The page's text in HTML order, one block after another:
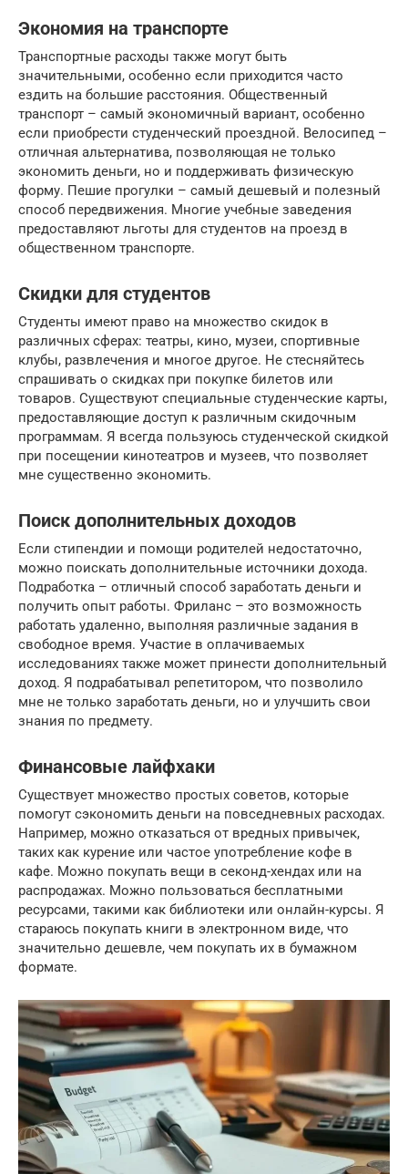
Экономия на транспорте
Транспортные расходы также могут быть
значительными, особенно если приходится часто
ездить на большие расстояния. Общественный
транспорт – самый экономичный вариант, особенно
если приобрести студенческий проездной. Велосипед –
отличная альтернатива, позволяющая не только
экономить деньги, но и поддерживать физическую
форму. Пешие прогулки – самый дешевый и полезный
способ передвижения. Многие учебные заведения
предоставляют льготы для студентов на проезд в
общественном транспорте.
Скидки для студентов
Студенты имеют право на множество скидок в
различных сферах: театры, кино, музеи, спортивные
клубы, развлечения и многое другое. Не стесняйтесь
спрашивать о скидках при покупке билетов или
товаров. Существуют специальные студенческие карты,
предоставляющие доступ к различным скидочным
программам. Я всегда пользуюсь студенческой скидкой
при посещении кинотеатров и музеев, что позволяет
мне существенно экономить.
Поиск дополнительных доходов
Если стипендии и помощи родителей недостаточно,
можно поискать дополнительные источники дохода.
Подработка – отличный способ заработать деньги и
получить опыт работы. Фриланс – это возможность
работать удаленно, выполняя различные задания в
свободное время. Участие в оплачиваемых
исследованиях также может принести дополнительный
доход. Я подрабатывал репетитором, что позволило
мне не только заработать деньги, но и улучшить свои
знания по предмету.
Финансовые лайфхаки
Существует множество простых советов, которые
помогут сэкономить деньги на повседневных расходах.
Например, можно отказаться от вредных привычек,
таких как курение или частое употребление кофе в
кафе. Можно покупать вещи в секонд-хендах или на
распродажах. Можно пользоваться бесплатными
ресурсами, такими как библиотеки или онлайн-курсы. Я
стараюсь покупать книги в электронном виде, что
значительно дешевле, чем покупать их в бумажном
формате.